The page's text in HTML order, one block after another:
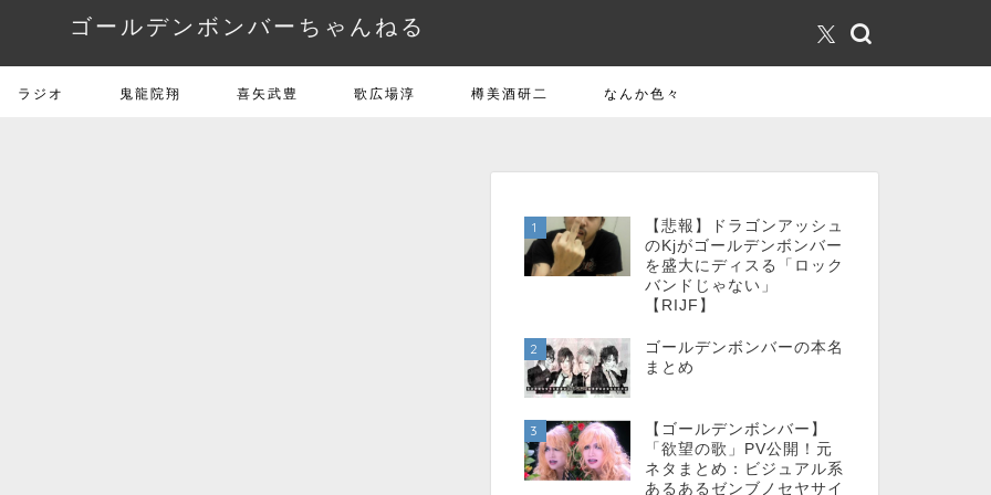
ゴールデンボンバーちゃんねる
ラジオ 鬼龍院翔 喜矢武豊 歌広場淳 樽美酒研二 なんか色々
1
【悲報】ドラゴンアッシュ
のKjがゴールデンボンバー
を盛大にディスる「ロック
バンドじゃない」
【RIJF】
2
ゴールデンボンバーの本名
まとめ
3
【ゴールデンボンバー】
「欲望の歌」PV公開！元
ネタまとめ：ビジュアル系
あるあるゼンブノセヤサイ